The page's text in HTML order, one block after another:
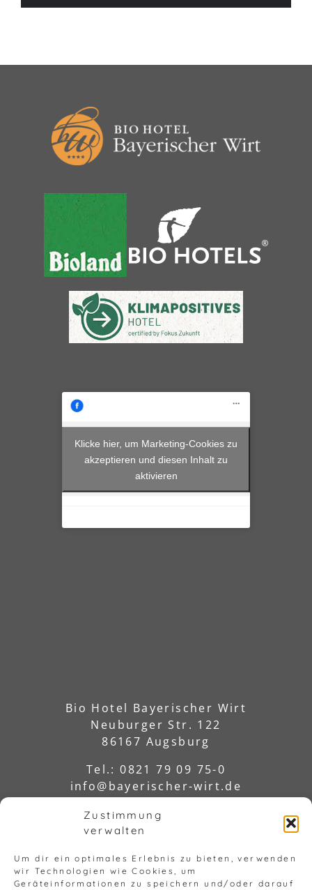
Zustimmung
verwalten
Um dir ein optimales Erlebnis zu bieten, verwenden
wir Technologien wie Cookies, um
Geräteinformationen zu speichern und/oder darauf
Klicke hier, um Marketing-Cookies zu
akzeptieren und diesen Inhalt zu
aktivieren
Bio Hotel Bayerischer Wirt
Neuburger Str. 122
86167 Augsburg
Tel.: 0821 79 09 75-0
info@bayerischer-wirt.de